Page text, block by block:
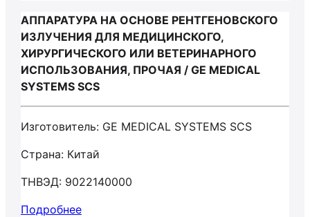
АППАРАТУРА НА ОСНОВЕ РЕНТГЕНОВСКОГО
ИЗЛУЧЕНИЯ ДЛЯ МЕДИЦИНСКОГО,
ХИРУРГИЧЕСКОГО ИЛИ ВЕТЕРИНАРНОГО
ИСПОЛЬЗОВАНИЯ, ПРОЧАЯ / GE MEDICAL
SYSTEMS SCS
Изготовитель: GE MEDICAL SYSTEMS SCS
Страна: Китай
ТНВЭД: 9022140000
Подробнее